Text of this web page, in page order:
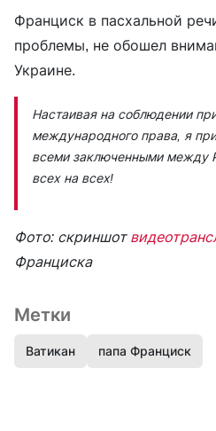
Франциск в пасхальной
проблемы, не обошел
Украине.
Настаивая на соблюдении
международного права, я
всеми заключенными между
всех на всех!
Фото: скриншот
Франциска
Метки
Ватикан папа Франциск